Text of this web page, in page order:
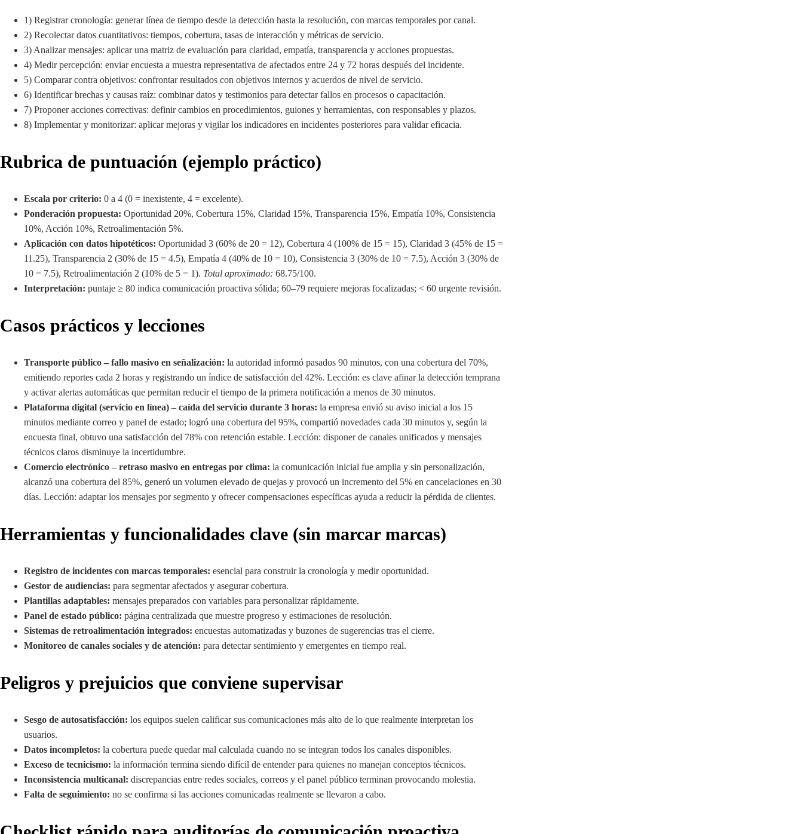
1) Registrar cronología: generar línea de tiempo desde la detección hasta la resolución, con marcas temporales por canal.
2) Recolectar datos cuantitativos: tiempos, cobertura, tasas de interacción y métricas de servicio.
3) Analizar mensajes: aplicar una matriz de evaluación para claridad, empatía, transparencia y acciones propuestas.
4) Medir percepción: enviar encuesta a muestra representativa de afectados entre 24 y 72 horas después del incidente.
5) Comparar contra objetivos: confrontar resultados con objetivos internos y acuerdos de nivel de servicio.
6) Identificar brechas y causas raíz: combinar datos y testimonios para detectar fallos en procesos o capacitación.
7) Proponer acciones correctivas: definir cambios en procedimientos, guiones y herramientas, con responsables y plazos.
8) Implementar y monitorizar: aplicar mejoras y vigilar los indicadores en incidentes posteriores para validar eficacia.
Rubrica de puntuación (ejemplo práctico)
Escala por criterio: 0 a 4 (0 = inexistente, 4 = excelente).
Ponderación propuesta: Oportunidad 20%, Cobertura 15%, Claridad 15%, Transparencia 15%, Empatía 10%, Consistencia
10%, Acción 10%, Retroalimentación 5%.
Aplicación con datos hipotéticos: Oportunidad 3 (60% de 20 = 12), Cobertura 4 (100% de 15 = 15), Claridad 3 (45% de 15 =
11.25), Transparencia 2 (30% de 15 = 4.5), Empatía 4 (40% de 10 = 10), Consistencia 3 (30% de 10 = 7.5), Acción 3 (30% de
10 = 7.5), Retroalimentación 2 (10% de 5 = 1). Total aproximado: 68.75/100.
Interpretación: puntaje ≥ 80 indica comunicación proactiva sólida; 60–79 requiere mejoras focalizadas; < 60 urgente revisión.
Casos prácticos y lecciones
Transporte público – fallo masivo en señalización: la autoridad informó pasados 90 minutos, con una cobertura del 70%,
emitiendo reportes cada 2 horas y registrando un índice de satisfacción del 42%. Lección: es clave afinar la detección temprana
y activar alertas automáticas que permitan reducir el tiempo de la primera notificación a menos de 30 minutos.
Plataforma digital (servicio en línea) – caída del servicio durante 3 horas: la empresa envió su aviso inicial a los 15
minutos mediante correo y panel de estado; logró una cobertura del 95%, compartió novedades cada 30 minutos y, según la
encuesta final, obtuvo una satisfacción del 78% con retención estable. Lección: disponer de canales unificados y mensajes
técnicos claros disminuye la incertidumbre.
Comercio electrónico – retraso masivo en entregas por clima: la comunicación inicial fue amplia y sin personalización,
alcanzó una cobertura del 85%, generó un volumen elevado de quejas y provocó un incremento del 5% en cancelaciones en 30
días. Lección: adaptar los mensajes por segmento y ofrecer compensaciones específicas ayuda a reducir la pérdida de clientes.
Herramientas y funcionalidades clave (sin marcar marcas)
Registro de incidentes con marcas temporales: esencial para construir la cronología y medir oportunidad.
Gestor de audiencias: para segmentar afectados y asegurar cobertura.
Plantillas adaptables: mensajes preparados con variables para personalizar rápidamente.
Panel de estado público: página centralizada que muestre progreso y estimaciones de resolución.
Sistemas de retroalimentación integrados: encuestas automatizadas y buzones de sugerencias tras el cierre.
Monitoreo de canales sociales y de atención: para detectar sentimiento y emergentes en tiempo real.
Peligros y prejuicios que conviene supervisar
Sesgo de autosatisfacción: los equipos suelen calificar sus comunicaciones más alto de lo que realmente interpretan los
usuarios.
Datos incompletos: la cobertura puede quedar mal calculada cuando no se integran todos los canales disponibles.
Exceso de tecnicismo: la información termina siendo difícil de entender para quienes no manejan conceptos técnicos.
Inconsistencia multicanal: discrepancias entre redes sociales, correos y el panel público terminan provocando molestia.
Falta de seguimiento: no se confirma si las acciones comunicadas realmente se llevaron a cabo.